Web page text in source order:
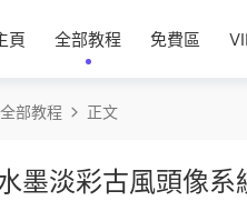
頁 全部教程 免費區
全部教程 正文
墨淡彩古風頭像系